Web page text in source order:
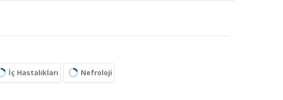
İç Hastalıkları Nefroloji